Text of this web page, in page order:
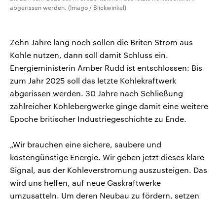
abgerissen werden. (Imago / Blickwinkel)
Zehn Jahre lang noch sollen die Briten Strom aus
Kohle nutzen, dann soll damit Schluss ein.
Energieministerin Amber Rudd ist entschlossen: Bis
zum Jahr 2025 soll das letzte Kohlekraftwerk
abgerissen werden. 30 Jahre nach Schließung
zahlreicher Kohlebergwerke ginge damit eine weitere
Epoche britischer Industriegeschichte zu Ende.
„Wir brauchen eine sichere, saubere und
kostengünstige Energie. Wir geben jetzt dieses klare
Signal, aus der Kohleverstromung auszusteigen. Das
wird uns helfen, auf neue Gaskraftwerke
umzusatteln. Um deren Neubau zu fördern, setzen